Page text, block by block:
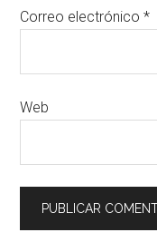
Correo electrónico*
Web